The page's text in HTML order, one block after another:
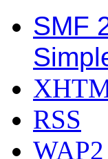
SMF
RSS
WAP2